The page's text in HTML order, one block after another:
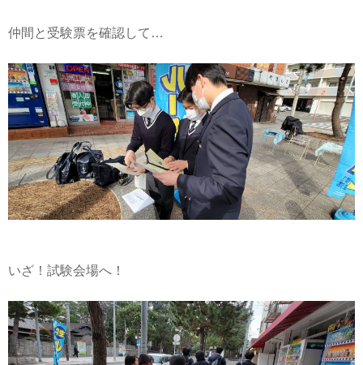
仲間と受験票を確認して…
いざ！試験会場へ！